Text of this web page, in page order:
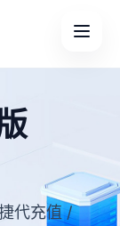
代充值 /